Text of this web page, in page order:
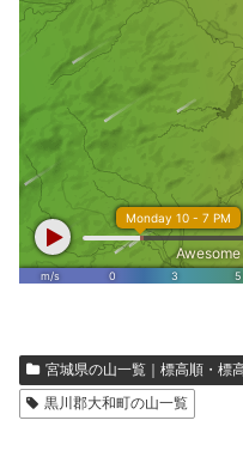
宮城県の山一覧｜標高順・標
黒川郡大和町の山一覧